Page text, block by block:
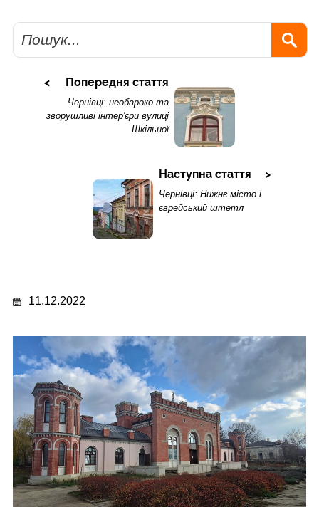
Пошук
Попередня стаття
Чернівці: необароко та
зворушливі інтер'єри вулиці
Шкільної
Наступна стаття
Чернівці: Нижнє місто і
єврейський штетл
11.12.2022